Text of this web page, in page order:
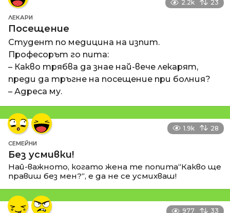
2.2k 23
ЛЕКАРИ
Посещение
Студент по медицина на изпит.
Професорът го пита:
– Какво трябва да знае най-вече лекарят,
преди да тръгне на посещение при болния?
– Адреса му.
1.9k 28
СЕМЕЙНИ
Без усмивки!
Най-важното, когато жена те попита“Какво ще
правиш без мен?“, е да не се усмихваш!
977 33